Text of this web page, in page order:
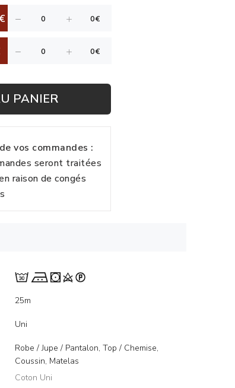
PANIER
vos commandes :
seront traitées
raison de congés
25m
Uni
Robe / Jupe / Pantalon, Top / Chemise,
Coussin, Matelas
Coton Uni